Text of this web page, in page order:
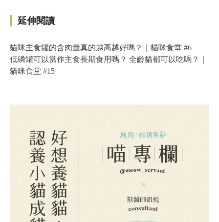
延伸閱讀
貓咪主食罐的含肉量真的越高越好嗎？｜貓咪食堂 #6
低磷罐可以當作主食長期食用嗎？ 全齡貓都可以吃嗎？｜
貓咪食堂 #15